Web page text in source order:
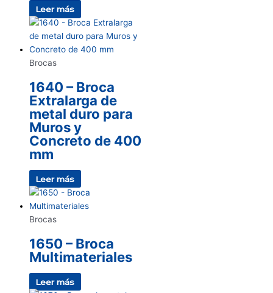
Leer más
Brocas
1640 – Broca
Extralarga de
metal duro para
Muros y
Concreto de 400
mm
Leer más
Brocas
1650 – Broca
Multimateriales
Leer más